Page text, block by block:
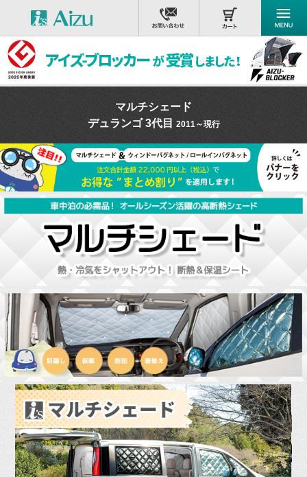
マルチシェード
デュランゴ 3代目 2011～現行